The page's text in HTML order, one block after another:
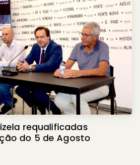
requalificadas
do 5 de Agosto